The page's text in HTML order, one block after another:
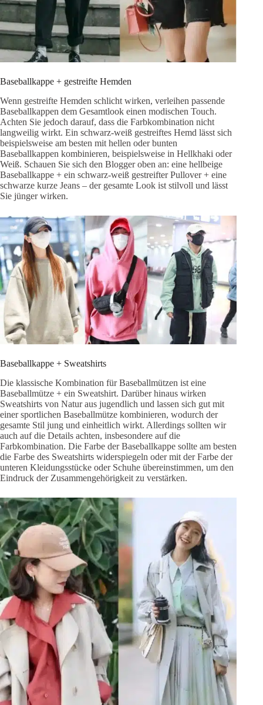
Baseballkappe + gestreifte Hemden
Wenn gestreifte Hemden schlicht wirken, verleihen passende
Baseballkappen dem Gesamtlook einen modischen Touch.
Achten Sie jedoch darauf, dass die Farbkombination nicht
langweilig wirkt. Ein schwarz-weiß gestreiftes Hemd lässt sich
beispielsweise am besten mit hellen oder bunten
Baseballkappen kombinieren, beispielsweise in Hellkhaki oder
Weiß. Schauen Sie sich den Blogger oben an: eine hellbeige
Baseballkappe + ein schwarz-weiß gestreifter Pullover + eine
schwarze kurze Jeans – der gesamte Look ist stilvoll und lässt
Sie jünger wirken.
Baseballkappe + Sweatshirts
Die klassische Kombination für Baseballmützen ist eine
Baseballmütze + ein Sweatshirt. Darüber hinaus wirken
Sweatshirts von Natur aus jugendlich und lassen sich gut mit
einer sportlichen Baseballmütze kombinieren, wodurch der
gesamte Stil jung und einheitlich wirkt. Allerdings sollten wir
auch auf die Details achten, insbesondere auf die
Farbkombination. Die Farbe der Baseballkappe sollte am besten
die Farbe des Sweatshirts widerspiegeln oder mit der Farbe der
unteren Kleidungsstücke oder Schuhe übereinstimmen, um den
Eindruck der Zusammengehörigkeit zu verstärken.